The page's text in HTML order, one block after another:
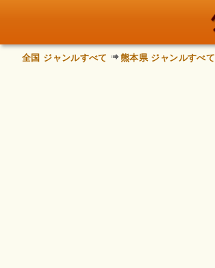
全国 ジャンルすべて 熊本県 ジャンルすべて